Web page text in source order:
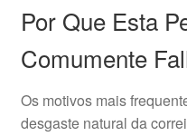
Por Que Esta
Comumente
Os motivos mais
desgaste natural da